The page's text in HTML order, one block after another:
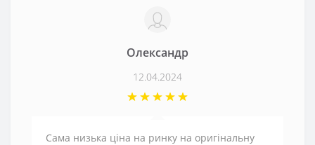
Олександр
12.04.2024
Сама низька ціна на ринку на оригінальну